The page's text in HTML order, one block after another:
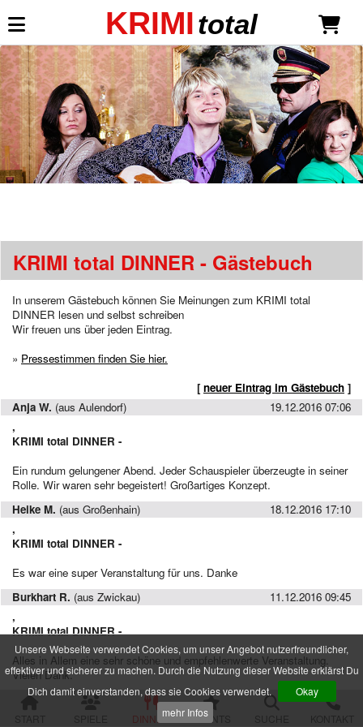
Unsere Webseite verwendet Cookies, um unser Angebot nutzerfreundlicher,
effektiver und sicherer zu machen. Durch die Nutzung dieser Website erklärst Du
Dich damit einverstanden, dass sie Cookies verwendet.
Okay
mehr Infos
START SPIELE DINNER EVENTS SUCHE KONTAKT
Mein KRIMI total
Anmelden
Neu registrieren
Dinner-Shows
Millionäre lieben gefährlich
Sekt mit Schuss
Eine Leiche für die Braut
Neue Gangster, neues Glück
Mord Royal
Wer öfter stirbt, ist längst nicht tot
Spielorte und Tatzeiten
Sachsen
Dresden
Görlitz
Gröditz
Großröhrsdorf
Meißen
Plauen
Zwickau
Niedersachsen
Braunschweig
Goslar
Hannover
Jork (bei Hamburg)
Rinteln
KRIMItotal
KRIMI total DINNER - Gästebuch
In unserem Gästebuch können Sie Meinungen zum KRIMI total
DINNER lesen und selbst schreiben
Wir freuen uns über jeden Eintrag.
» Pressestimmen finden Sie hier.
[neuer Eintrag im Gästebuch ]
Anja W. (aus Aulendorf)
19.12.2016 07:06
,
KRIMI total DINNER -
Ein rundum gelungener Abend. Jeder Schauspieler überzeugte in seiner
Rolle. Wir waren sehr begeistert! Großartiges Konzept.
Heike M. (aus Großenhain)
18.12.2016 17:10
,
KRIMI total DINNER -
Es war eine super Veranstaltung für uns. Danke
Burkhart R. (aus Zwickau)
11.12.2016 09:45
,
KRIMItotalDINNER -
Alles in Allem eine sehr schöne und empfehlenwerte Veranstaltung.
Vielen Dank.
Nicole K.(aus Dettum)
10.12.2016 14:57